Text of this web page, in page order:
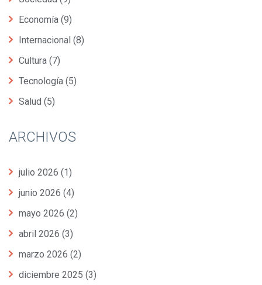
Economía (9)
Internacional (8)
Cultura (7)
Tecnología (5)
Salud (5)
ARCHIVOS
julio 2026 (1)
junio 2026 (4)
mayo 2026 (2)
abril 2026 (3)
marzo 2026 (2)
diciembre 2025 (3)